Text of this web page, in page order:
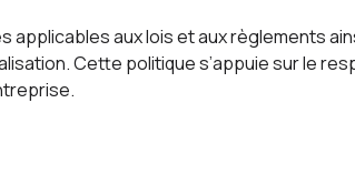
aux lois et aux règlements
Cette politique s’appuie sur le